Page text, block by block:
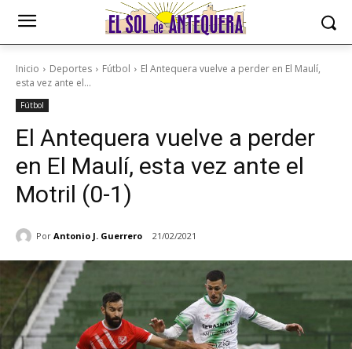
Inicio Deportes Fútbol
El Antequera vuelve a perder en El Maulí,
esta vez ante el...
Fútbol
El Antequera vuelve a perder
en El Maulí, esta vez ante el
Motril (0-1)
Por Antonio J. Guerrero 21/02/2021